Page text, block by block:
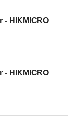
- HIKMICRO
- HIKMICRO